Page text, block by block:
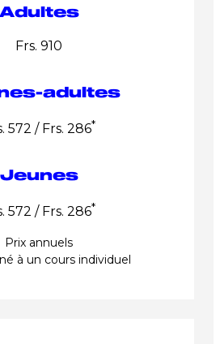
Adultes
Frs. 910
adultes
572 / Frs. 286*
Jeunes
572 / Frs. 286*
Prix annuels
à un cours individuel